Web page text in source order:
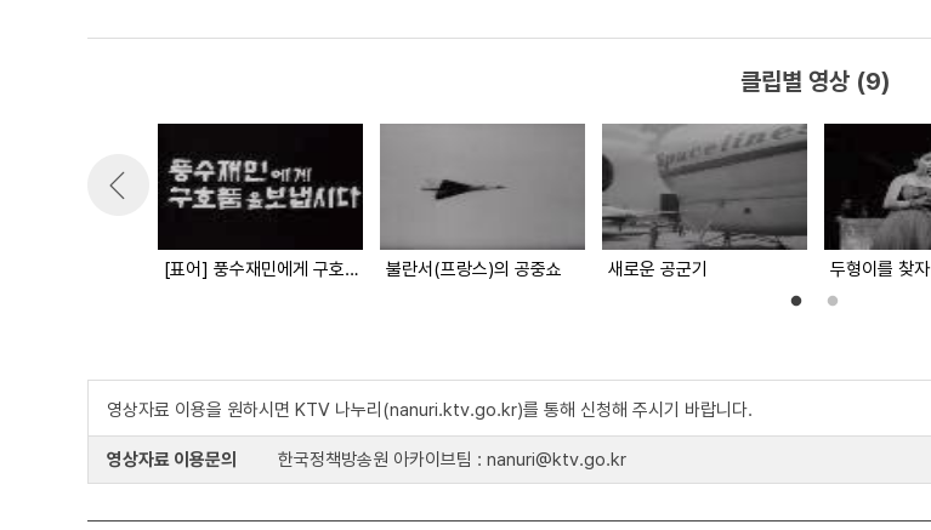
클립별 영상 (9)
[표어] 풍수재민에게 구호품을 보냅시다 불란서(프랑스)의 공중쇼 새로운 공군기 두형이를 찾자
영상자료 이용을 원하시면 KTV 나누리(nanuri.ktv.go.kr)를 통해 신청해 주시기 바랍니다.
영상자료 이용문의 한국정책방송원 아카이브팀 : nanuri@ktv.go.kr